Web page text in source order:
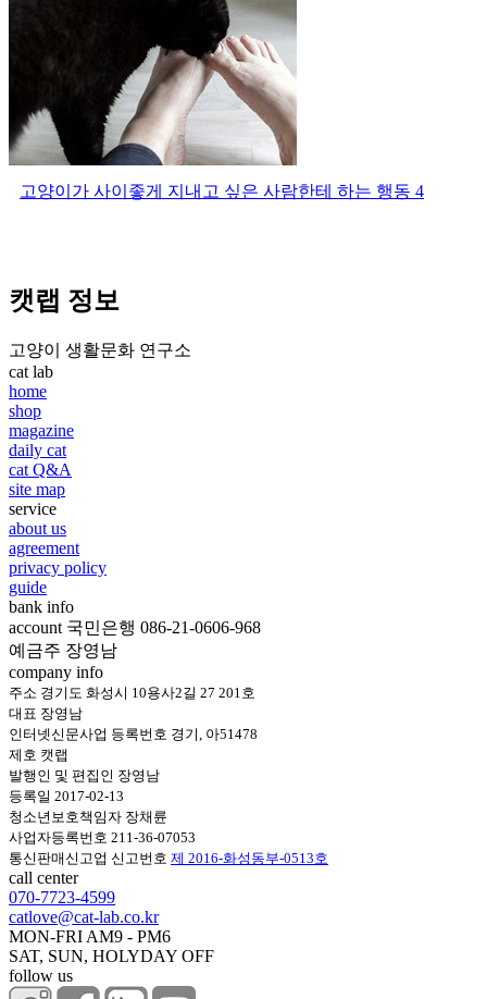
고양이가 사이좋게 지내고 싶은 사람한테 하는 행동 4
캣랩 정보
고양이 생활문화 연구소
cat lab
home
shop
magazine
daily cat
cat Q&A
site map
service
about us
agreement
privacy policy
guide
bank info
account 국민은행 086-21-0606-968
예금주 장영남
company info
주소 경기도 화성시 10용사2길 27 201호
대표 장영남
인터넷신문사업 등록번호 경기, 아51478
제호 캣랩
발행인 및 편집인 장영남
등록일 2017-02-13
청소년보호책임자 장채륜
사업자등록번호 211-36-07053
통신판매신고업 신고번호 제 2016-화성동부-0513호
call center
070-7723-4599
catlove@cat-lab.co.kr
MON-FRI AM9 - PM6
SAT, SUN, HOLYDAY OFF
follow us